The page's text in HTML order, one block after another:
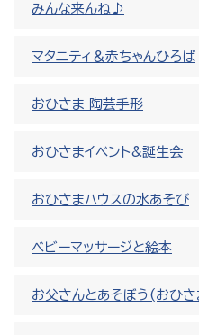
みんな来んね♪
マタニティ＆赤ちゃんひろば
おひさま 陶芸手形
おひさまイベント&誕生会
おひさまハウスの水あそび
ベビーマッサージと絵本
お父さんとあそぼう(おひさ